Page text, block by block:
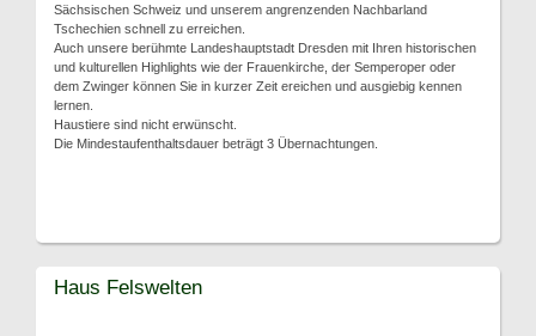
Sächsischen Schweiz und unserem angrenzenden Nachbarland
Tschechien schnell zu erreichen.
Auch unsere berühmte Landeshauptstadt Dresden mit Ihren historischen
und kulturellen Highlights wie der Frauenkirche, der Semperoper oder
dem Zwinger können Sie in kurzer Zeit ereichen und ausgiebig kennen
lernen.
Haustiere sind nicht erwünscht.
Die Mindestaufenthaltsdauer beträgt 3 Übernachtungen.
Haus Felswelten